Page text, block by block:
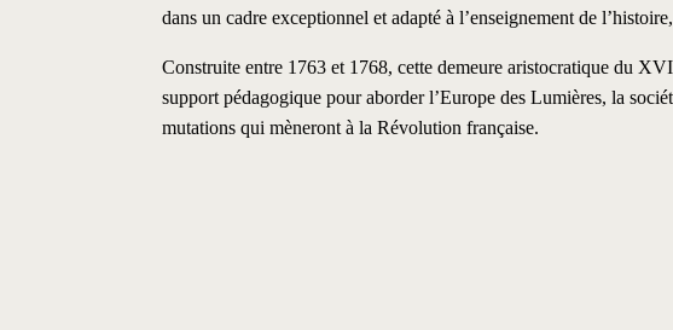
dans un cadre exceptionnel et adapté à l’enseignement de
Construite entre 1763 et 1768, cette demeure aristocratique du
support pédagogique pour aborder l’Europe des Lumières, la
mutations qui mèneront à la Révolution française.